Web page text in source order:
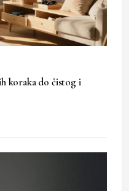
koraka do čistog i